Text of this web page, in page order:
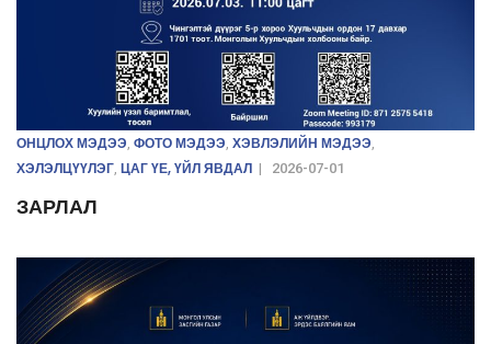
ОНЦЛОХ МЭДЭЭ ФОТО МЭДЭЭ ХЭВЛЭЛИЙН МЭДЭЭ
ХЭЛЭЛЦҮҮЛЭГ ЦАГ ҮЕ, ҮЙЛ ЯВДАЛ | 2026-07-01
ЗАРЛАЛ